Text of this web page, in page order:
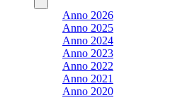
Anno 2026
Anno 2025
Anno 2024
Anno 2023
Anno 2022
Anno 2021
Anno 2020